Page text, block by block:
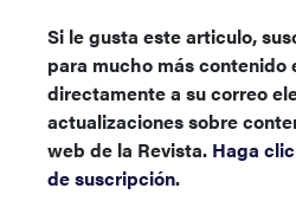
Si le gusta este articulo,
para mucho más contenido
directamente a su correo
actualizaciones sobre
web de la Revista. Haga
de suscripción.